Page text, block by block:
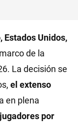
Estados Unidos,
de la
La decisión se
el extenso
en plena
por